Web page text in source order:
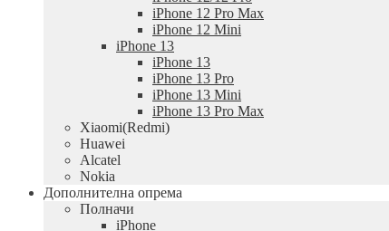
iPhone 12 Pro Max
iPhone 12 Mini
iPhone 13
iPhone 13
iPhone 13 Pro
iPhone 13 Mini
iPhone 13 Pro Max
Xiaomi(Redmi)
Huawei
Alcatel
Nokia
Дополнителна опрема
Полначи
iPhone